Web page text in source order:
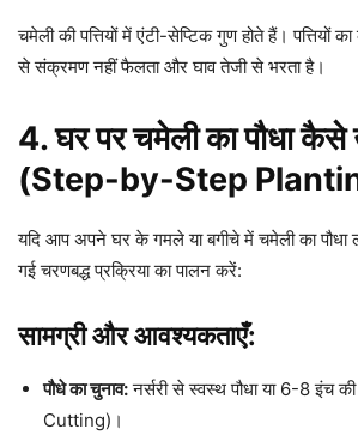
चमेली की पत्तियों में एंटी-सेप्टिक गुण होते हैं। पत्तियों
से संक्रमण नहीं फैलता और घाव तेजी से भरता है।
4. घर पर चमेली का पौधा कैसे
(Step-by-Step
यदि आप अपने घर के गमले या बगीचे में चमेली का पौधा
गई चरणबद्ध प्रक्रिया का पालन करें:
सामग्री और आवश्यकताएँ:
पौधे का चुनाव:नर्सरी से स्वस्थ पौधा या 6-8 इंच
Cutting)।